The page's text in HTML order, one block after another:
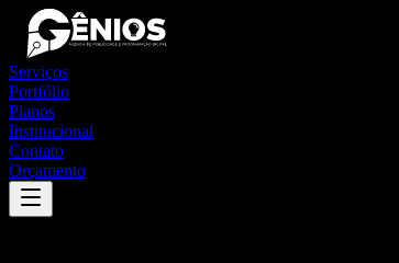
Serviços
Portfólio
Planos
Institucional
Contato
Orçamento